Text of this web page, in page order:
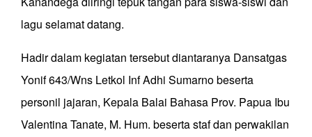
lagu selamat datang.
Hadir dalam kegiatan tersebut diantaranya Dansatgas
Yonif 643/Wns Letkol Inf Adhi Sumarno beserta
personil jajaran, Kepala Balai Bahasa Prov. Papua Ibu
Valentina Tanate, M. Hum. beserta staf dan perwakilan